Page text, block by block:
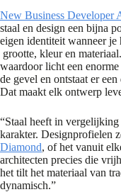
New Business Developer
staal en design een bijna
eigen identiteit wanneer je
grootte, kleur en
waardoor licht een
de gevel en ontstaat er
Dat maakt elk ontwerp
“Staal heeft in
karakter. Designprofielen
Diamond, of het vanuit
architecten precies die
het tilt het materiaal van
dynamisch.”